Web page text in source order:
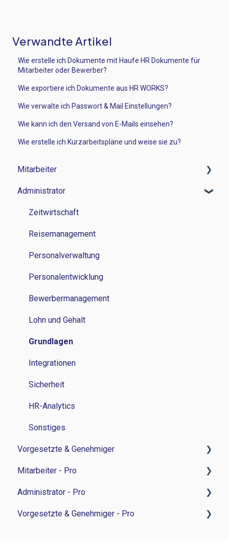
Verwandte Artikel
Wie erstelle ich Dokumente mit Haufe HR Dokumente für
Mitarbeiter oder Bewerber?
Wie exportiere ich Dokumente aus HR WORKS?
Wie verwalte ich Passwort & Mail Einstellungen?
Wie kann ich den Versand von E-Mails einsehen?
Wie erstelle ich Kurzarbeitspläne und weise sie zu?
Mitarbeiter
Zeitwirtschaft
Reisemanagement
Personalverwaltung
Lohn und Gehalt
Grundlagen
Administrator
Zeitwirtschaft
Reisemanagement
Personalverwaltung
Personalentwicklung
Bewerbermanagement
Lohn und Gehalt
Grundlagen
Integrationen
Sicherheit
HR-Analytics
Sonstiges
Vorgesetzte & Genehmiger
Zeitwirtschaft
Personalverwaltung
Bewerbermanagament
Mitarbeiter - Pro
Feedback-Sessions - Personalentwicklung
Ziele - Personalentwicklung
Administrator - Pro
Feedback-Session - Personalentwicklung
Vorgesetzte & Genehmiger - Pro